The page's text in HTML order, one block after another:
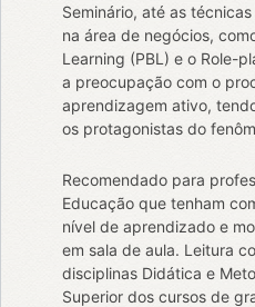
Seminário, até as
na área de negócios,
Learning (PBL) e o Role-
a preocupação com o
aprendizagem ativo,
os protagonistas do
Recomendado para
Educação que tenham
nível de aprendizado e
em sala de aula. Leitura
disciplinas Didática e
Superior dos cursos de